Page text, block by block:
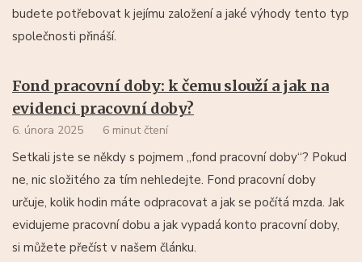
budete potřebovat k jejímu založení a jaké výhody tento typ
společnosti přináší.
Fond pracovní doby: k čemu slouží a jak na
evidenci pracovní doby?
6. února 2025 6 minut čtení
Setkali jste se někdy s pojmem „fond pracovní doby“? Pokud
ne, nic složitého za tím nehledejte. Fond pracovní doby
určuje, kolik hodin máte odpracovat a jak se počítá mzda. Jak
evidujeme pracovní dobu a jak vypadá konto pracovní doby,
si můžete přečíst v našem článku.